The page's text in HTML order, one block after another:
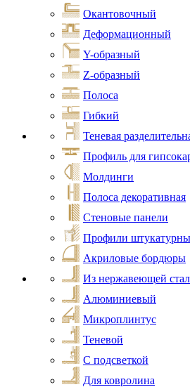
Окантовочный
Деформационный
Y-образный
Z-образный
Полоса
Гибкий
Теневая
Профиль для
Молдинги
Полоса декоративная
Стеновые панели
Профили
Акриловые бордюры
Из нержавеющей
Алюминиевый
Микроплинтус
Теневой
С подсветкой
Для ковролина